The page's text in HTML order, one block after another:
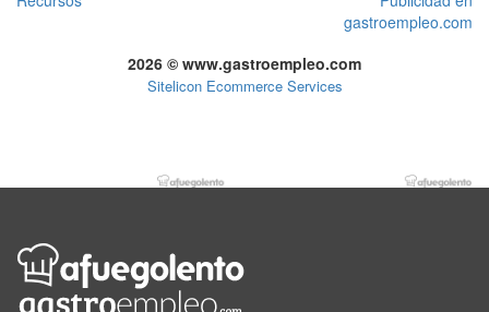
gastroempleo.com
2026 © www.gastroempleo.com
Sitelicon Ecommerce Services